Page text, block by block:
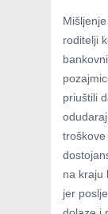
roditelji
priuštili
na kraju
jer